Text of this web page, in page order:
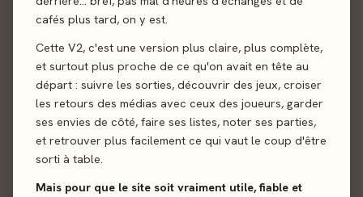
cafés plus tard, on y est.
Cette V2, c'est une version plus claire, plus complète,
et surtout plus proche de ce qu'on avait en tête au
départ : suivre les sorties, découvrir des jeux, croiser
les retours des médias avec ceux des joueurs, garder
ses envies de côté, faire ses listes, noter ses parties,
et retrouver plus facilement ce qui vaut le coup d'être
sorti à table.
Mais pour que le site soit vraiment utile, fiable et
#1
Carnivore !
#2
Akropolis : Panthéon
- Extension
Gigamic · 1-4 j · 2026
100
#3